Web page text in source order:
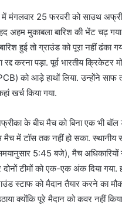
में मंगलवार 25 फरवरी को साउथ
अहम मुकाबला बारिश की भेंट चढ़ गया.
हुई तो ग्राउंड को पूरा नहीं ढंका
रद्द करना पड़ा. पूर्व भारतीय क्रिकेटर
को आड़े हाथों लिया. उन्होंने साफ
खर्च किया गया.
के बीच मैच को बिना एक भी बॉल
मैच में टॉस तक नहीं हो सका. स्थानीय
5:45 बजे), मैच अधिकारियों
टीमों को एक-एक अंक दिया गया.
स्टाफ को मैदान तैयार करने का
क्योंकि पूरे मैदान को कवर नहीं